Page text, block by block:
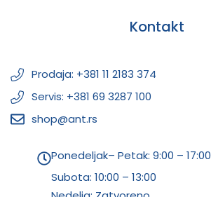
Kontakt
Prodaja: +381 11 2183 374
Servis: +381 69 3287 100
shop@ant.rs
Ponedeljak– Petak: 9:00 – 17:00
Subota: 10:00 – 13:00